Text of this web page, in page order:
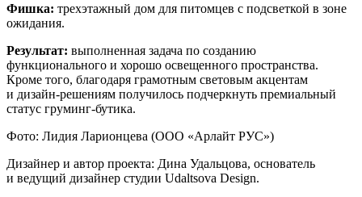
Фишка: трехэтажный дом для питомцев с подсветкой в зоне
ожидания.
Результат: выполненная задача по созданию
функционального и хорошо освещенного пространства.
Кроме того, благодаря грамотным световым акцентам
и дизайн-решениям получилось подчеркнуть премиальный
статус груминг-бутика.
Фото: Лидия Ларионцева (ООО «Арлайт РУС»)
Дизайнер и автор проекта: Дина Удальцова, основатель
и ведущий дизайнер студии Udaltsova Design.